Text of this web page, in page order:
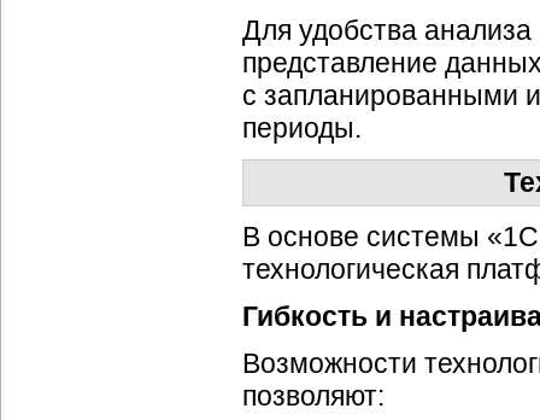
Для удобства
представление
с запланированными
периоды.
В основе системы
технологическая
Гибкость и
Возможности
позволяют: